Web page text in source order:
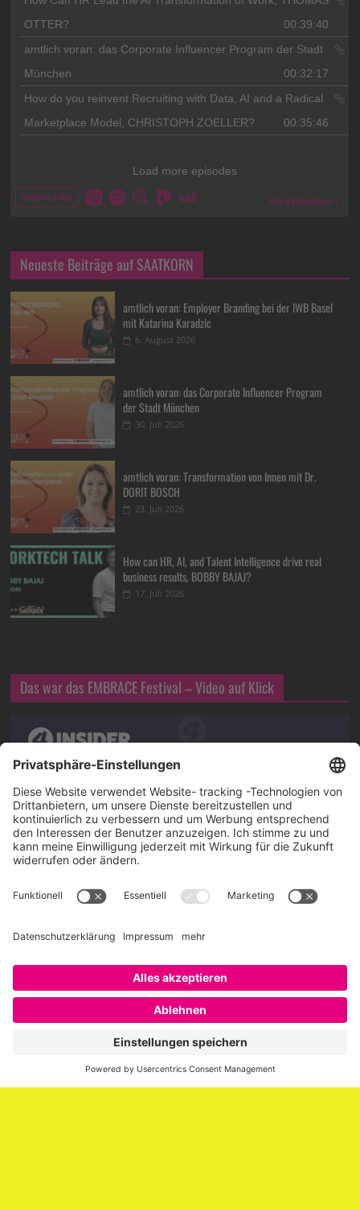
Neueste Beiträge auf SAATKORN
amtlich voran: Employer Branding bei der IWB Basel
mit Katarina Karadzic
6. August 2026
amtlich voran: das Corporate Influencer Program
der Stadt München
30. Juli 2026
amtlich voran: Transformation von Innen mit Dr.
DORIT BOSCH
23. Juli 2026
How can HR, AI, and Talent Intelligence drive real
business results, BOBBY BAJAJ?
17. Juli 2026
Das war das EMBRACE Festival – Video auf Klick
Über SAATKORN
SAATKORN ist der Blog von Gero Hesse. Seit 2009 schreibt
er über die Themen Employer Branding,